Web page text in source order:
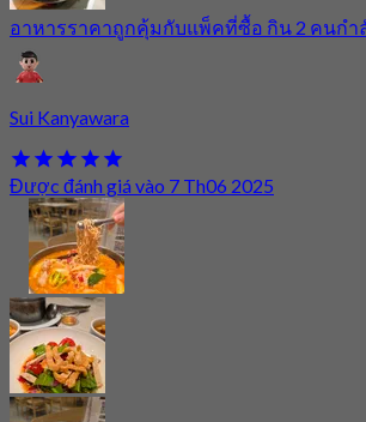
อาหารราคาถูกคุ้มกับแพ็คที่ซื้อ กิน 2 คนกำ
Sui Kanyawara
Được đánh giá vào 7 Th06 2025